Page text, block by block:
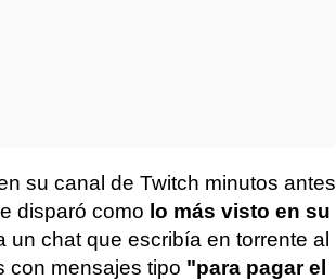
su canal de Twitch minutos antes
disparó como lo más visto en su
chat que escribía en torrente al
con mensajes tipo "para pagar el